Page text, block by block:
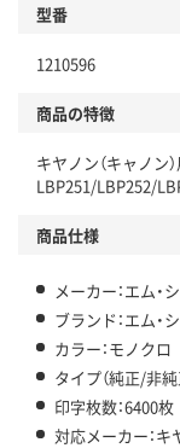
型番
1210596
商品の特徴
キヤノン（キャノ
LBP251/LBP252/
商品仕様
メーカー：エム・
ブランド：エム・
カラー：モノクロ
タイプ（純正/非純
印字枚数：6400枚
対応メーカー：キ